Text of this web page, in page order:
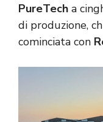
PureTech a
di produzione,
cominciata con